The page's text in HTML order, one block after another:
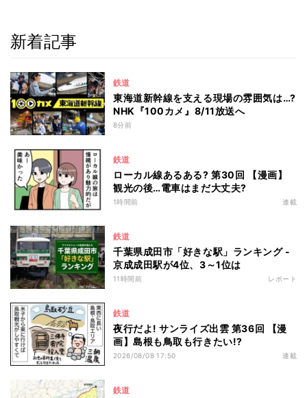
新着記事
鉄道
東海道新幹線を支える現場の雰囲気は…?
NHK『100カメ』8/11放送へ
8分前
鉄道
ローカル線あるある? 第30回 【漫画】
観光の後…電車はまだ大丈夫?
1時間前 連載
鉄道
千葉県成田市「好きな駅」ランキング -
京成成田駅が4位、3～1位は
11時間前 レポート
鉄道
夜行だよ! サンライズ出雲 第36回 【漫
画】島根も鳥取も行きたい!?
2026/08/08 17:50 連載
鉄道